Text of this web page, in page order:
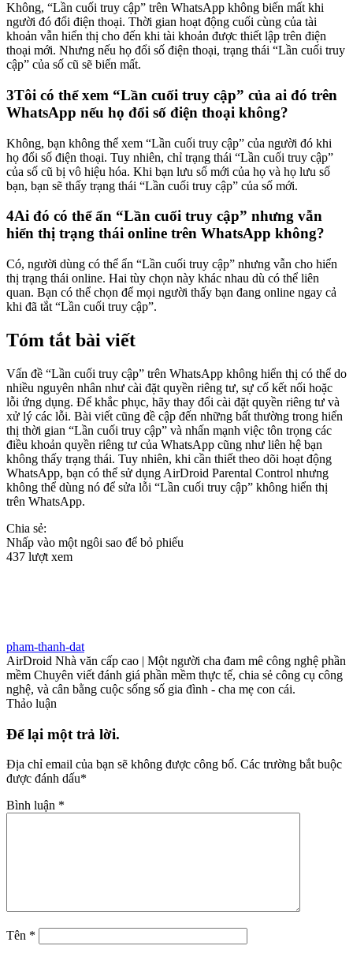
Không, “Lần cuối truy cập” trên WhatsApp không biến mất khi
người đó đổi điện thoại. Thời gian hoạt động cuối cùng của tài
khoản vẫn hiển thị cho đến khi tài khoản được thiết lập trên điện
thoại mới. Nhưng nếu họ đổi số điện thoại, trạng thái “Lần cuối truy
cập” của số cũ sẽ biến mất.
3Tôi có thể xem “Lần cuối truy cập” của ai đó trên
WhatsApp nếu họ đổi số điện thoại không?
Không, bạn không thể xem “Lần cuối truy cập” của người đó khi
họ đổi số điện thoại. Tuy nhiên, chỉ trạng thái “Lần cuối truy cập”
của số cũ bị vô hiệu hóa. Khi bạn lưu số mới của họ và họ lưu số
bạn, bạn sẽ thấy trạng thái “Lần cuối truy cập” của số mới.
4Ai đó có thể ẩn “Lần cuối truy cập” nhưng vẫn
hiển thị trạng thái online trên WhatsApp không?
Có, người dùng có thể ẩn “Lần cuối truy cập” nhưng vẫn cho hiển
thị trạng thái online. Hai tùy chọn này khác nhau dù có thể liên
quan. Bạn có thể chọn để mọi người thấy bạn đang online ngay cả
khi đã tắt “Lần cuối truy cập”.
Tóm tắt bài viết
Vấn đề “Lần cuối truy cập” trên WhatsApp không hiển thị có thể do
nhiều nguyên nhân như cài đặt quyền riêng tư, sự cố kết nối hoặc
lỗi ứng dụng. Để khắc phục, hãy thay đổi cài đặt quyền riêng tư và
xử lý các lỗi. Bài viết cũng đề cập đến những bất thường trong hiển
thị thời gian “Lần cuối truy cập” và nhấn mạnh việc tôn trọng các
điều khoản quyền riêng tư của WhatsApp cũng như liên hệ bạn
không thấy trạng thái. Tuy nhiên, khi cần thiết theo dõi hoạt động
WhatsApp, bạn có thể sử dụng AirDroid Parental Control nhưng
không thể dùng nó để sửa lỗi “Lần cuối truy cập” không hiển thị
trên WhatsApp.
Chia sẻ:
Nhấp vào một ngôi sao để bỏ phiếu
437 lượt xem
pham-thanh-dat
AirDroid Nhà văn cấp cao | Một người cha đam mê công nghệ phần
mềm Chuyên viết đánh giá phần mềm thực tế, chia sẻ công cụ công
nghệ, và cân bằng cuộc sống số gia đình - cha mẹ con cái.
Thảo luận
Để lại một trả lời.
Địa chỉ email của bạn sẽ không được công bố. Các trường bắt buộc
được đánh dấu*
Bình luận *
Tên *